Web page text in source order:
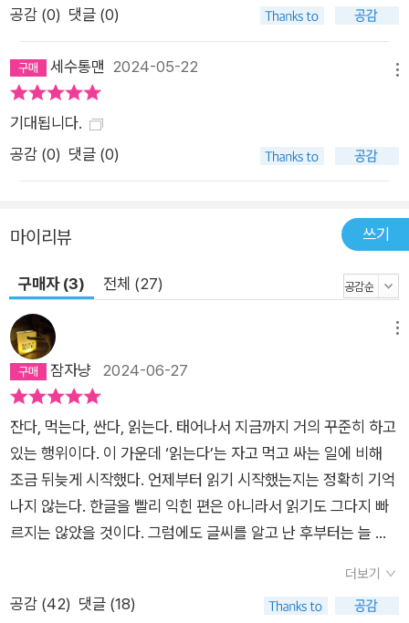
의 모든 ‘읽지 못하는 사람들’을 향해 낯설고도 즐거운 격려를 건
넨다.
공감 (0) 댓글 (0)
세수통맨 2024-05-22
기대됩니다.
공감 (0) 댓글 (0)
마이리뷰 쓰기
구매자 (3) 전체 (27)
잠자냥 2024-06-27
잔다, 먹는다, 싼다, 읽는다. 태어나서 지금까지 거의 꾸준히 하고
있는 행위이다. 이 가운데 ‘읽는다’는 자고 먹고 싸는 일에 비해
조금 뒤늦게 시작했다. 언제부터 읽기 시작했는지는 정확히 기억
나지 않는다. 한글을 빨리 익힌 편은 아니라서 읽기도 그다지 빠
르지는 않았을 것이다. 그럼에도 글씨를 알고 난 후부터는 늘 읽
린다면 이런 모습일 것이다. 또래와 노는 일보다 책 읽기가 더 좋
았고 그런 성향은 지금도 마찬가지이다. 친구를 만나 수다를 떨기
더보기
공감 (42) 댓글 (18)